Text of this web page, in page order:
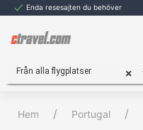
Enda resesajten du behöver
×
Från alla flygplatser
Hem Portugal